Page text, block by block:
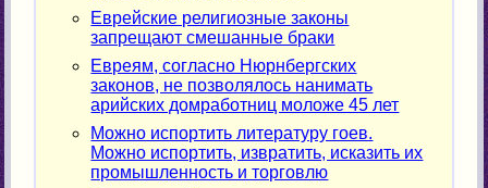
Еврейские религиозные законы
запрещают смешанные браки
Евреям, согласно Нюрнбергских
законов, не позволялось нанимать
арийских домработниц моложе 45 лет
Можно испортить литературу гоев.
Можно испортить, извратить, исказить их
промышленность и торговлю